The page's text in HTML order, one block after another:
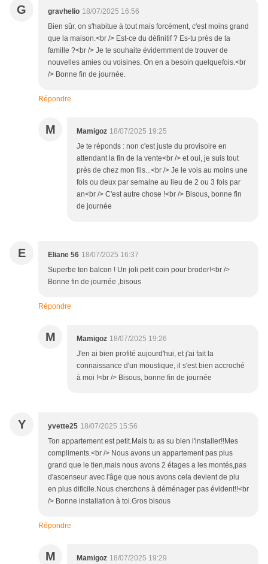
G gravhelio 18/07/2025 16:56
Bien sûr, on s'habitue à tout mais forcément, c'est moins grand
que la maison.<br /> Est-ce du définitif ? Es-tu près de ta
famille ?<br /> Je te souhaite évidemment de trouver de
nouvelles amies ou voisines. On en a besoin quelquefois.<br
/> Bonne fin de journée.
Répondre
M Mamigoz 18/07/2025 19:25
Je te réponds : non c'est juste du provisoire en
attendant la fin de la vente<br /> et oui, je suis tout
près de chez mon fils...<br /> Je le vois au moins une
fois ou deux par semaine au lieu de 2 ou 3 fois par
an<br /> C'est autre chose !<br /> Bisous, bonne fin
de journée
E Eliane 56 18/07/2025 16:37
Superbe ton balcon ! Un joli petit coin pour broder!<br />
Bonne fin de journée ,bisous
Répondre
M Mamigoz 18/07/2025 19:26
J'en ai bien profité aujourd'hui, et j'ai fait la
connaissance d'un moustique, il s'est bien accroché
à moi !<br /> Bisous, bonne fin de journée
Y yvette25 18/07/2025 15:56
Ton appartement est petit.Mais tu as su bien l'installer!!Mes
compliments.<br /> Nous avons un appartement pas plus
grand que le tien,mais nous avons 2 étages a les montés,pas
d'ascenseur avec l'âge que nous avons cela devient de plu
en plus dificile.Nous cherchons à déménager pas évident!!<br
/> Bonne installation à toi.Gros bisous
Répondre
M Mamigoz 18/07/2025 19:29